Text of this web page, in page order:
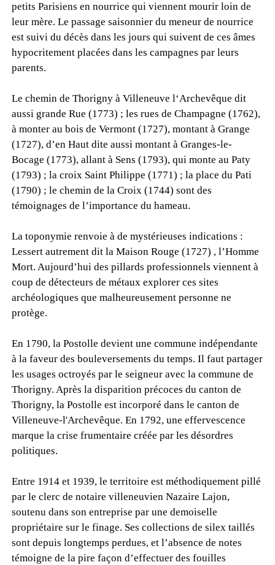
petits Parisiens en nourrice qui viennent mourir loin de
leur mère. Le passage saisonnier du meneur de nourrice
est suivi du décès dans les jours qui suivent de ces âmes
hypocritement placées dans les campagnes par leurs
parents.
Le chemin de Thorigny à Villeneuve l‘Archevêque dit
aussi grande Rue (1773) ; les rues de Champagne (1762),
à monter au bois de Vermont (1727), montant à Grange
(1727), d’en Haut dite aussi montant à Granges-le-
Bocage (1773), allant à Sens (1793), qui monte au Paty
(1793) ; la croix Saint Philippe (1771) ; la place du Pati
(1790) ; le chemin de la Croix (1744) sont des
témoignages de l’importance du hameau.
La toponymie renvoie à de mystérieuses indications :
Lessert autrement dit la Maison Rouge (1727) , l’Homme
Mort. Aujourd’hui des pillards professionnels viennent à
coup de détecteurs de métaux explorer ces sites
archéologiques que malheureusement personne ne
protège.
En 1790, la Postolle devient une commune indépendante
à la faveur des bouleversements du temps. Il faut partager
les usages octroyés par le seigneur avec la commune de
Thorigny. Après la disparition précoces du canton de
Thorigny, la Postolle est incorporé dans le canton de
Villeneuve-l'Archevêque. En 1792, une effervescence
marque la crise frumentaire créée par les désordres
politiques.
Entre 1914 et 1939, le territoire est méthodiquement pillé
par le clerc de notaire villeneuvien Nazaire Lajon,
soutenu dans son entreprise par une demoiselle
propriétaire sur le finage. Ses collections de silex taillés
sont depuis longtemps perdues, et l’absence de notes
témoigne de la pire façon d’effectuer des fouilles